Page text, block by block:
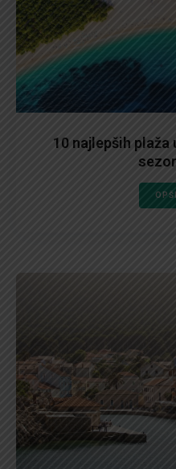
10 najlepših